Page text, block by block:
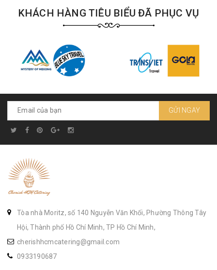
KHÁCH HÀNG TIÊU BIỂU ĐÃ PHỤC VỤ
GỬI NGAY
Tòa nhà Moritz, số 140 Nguyễn Văn Khối, Phường Thông Tây
Hội, Thành phố Hồ Chí Minh, TP Hồ Chí Minh,
cherishhcmcatering@gmail.com
0933190687